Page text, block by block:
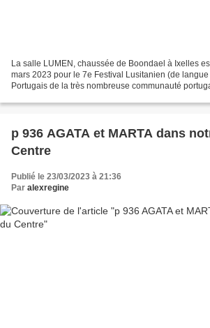
La salle LUMEN, chaussée de Boondael à Ixelles
mars 2023 pour le 7e Festival Lusitanien (de
Portugais de la très nombreuse communauté
p 936 AGATA et MARTA dans
Centre
Publié le 23/03/2023 à 21:36
Par alexregine